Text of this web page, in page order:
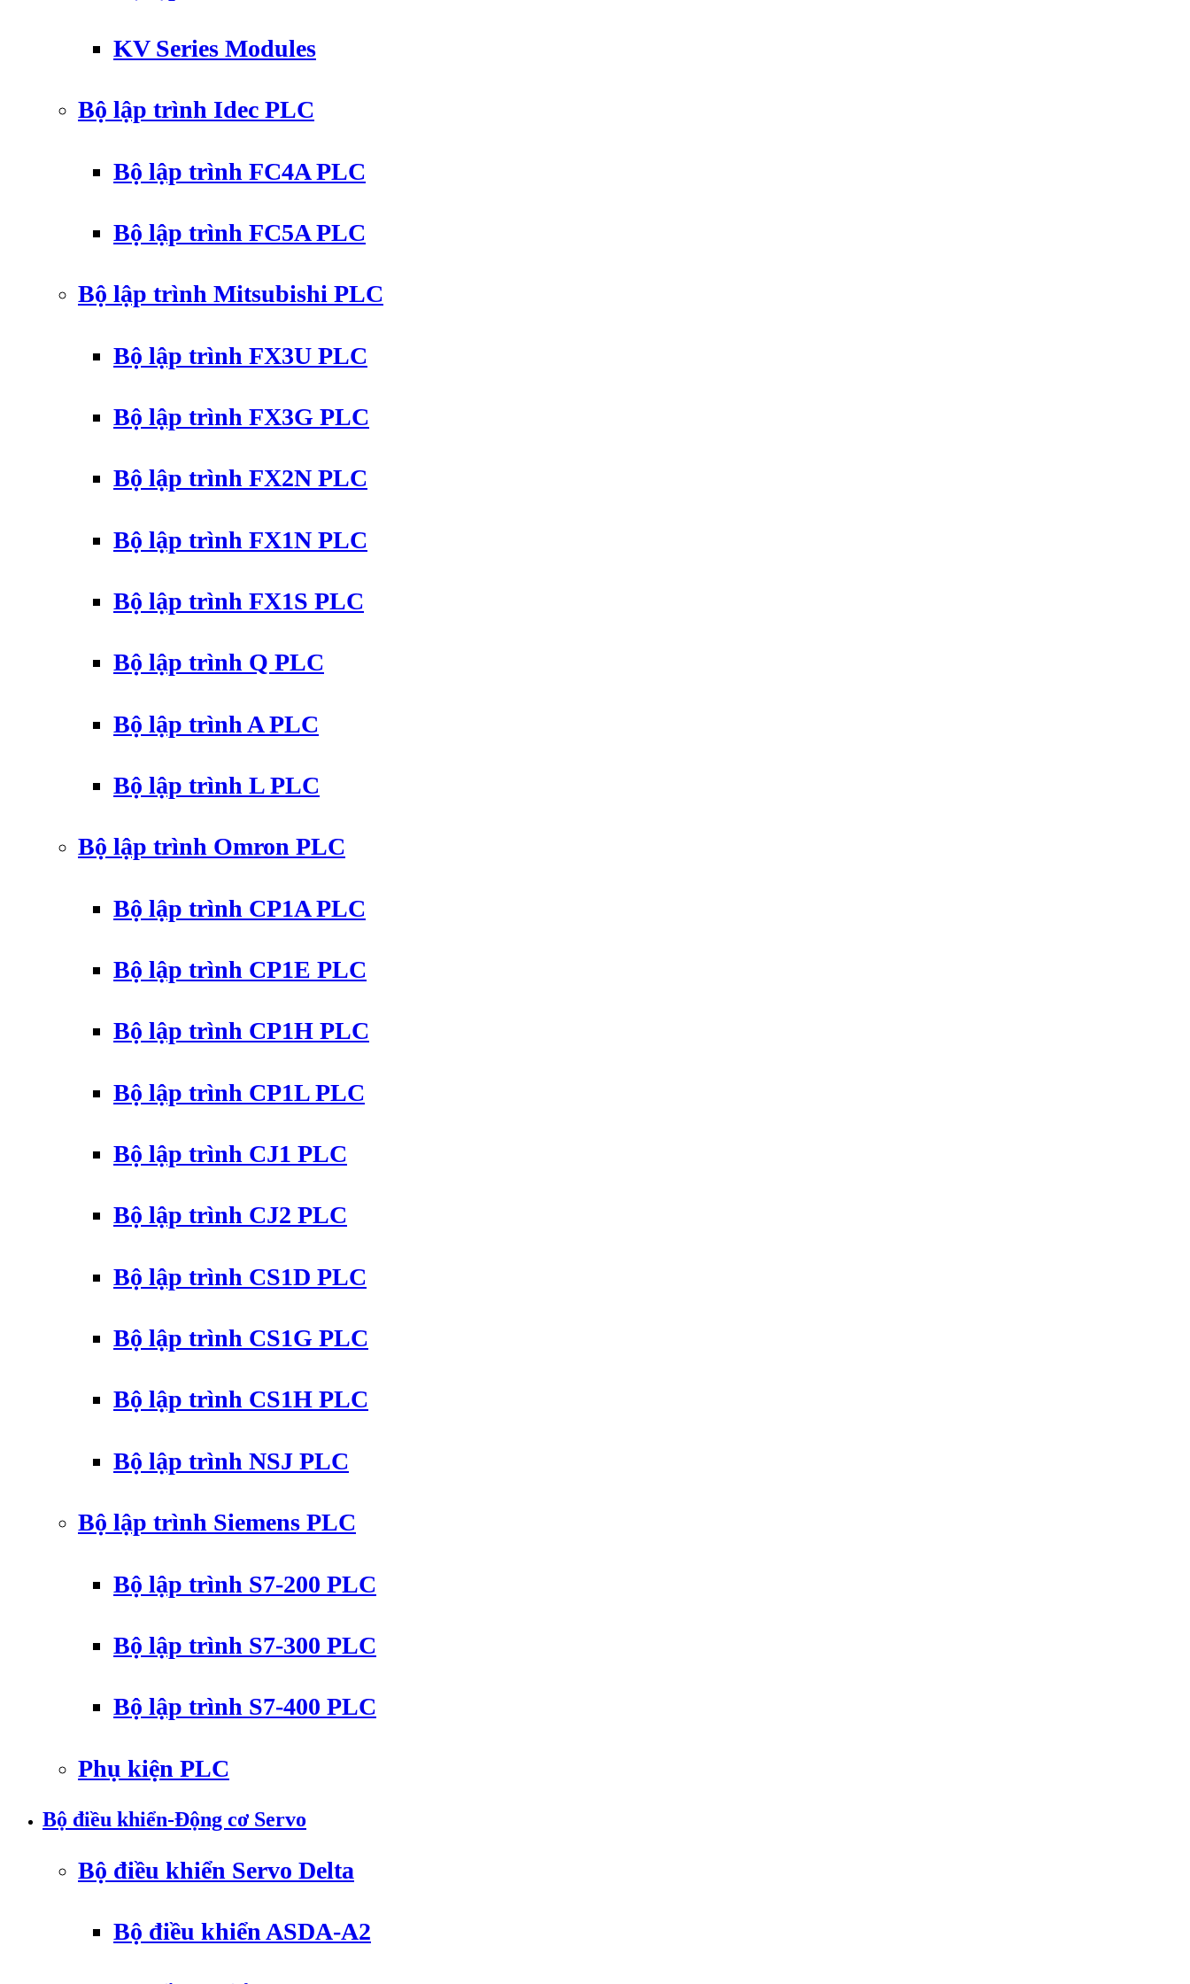
KV Series Modules
Bộ lập trình Idec PLC
Bộ lập trình FC4A PLC
Bộ lập trình FC5A PLC
Bộ lập trình Mitsubishi PLC
Bộ lập trình FX3U PLC
Bộ lập trình FX3G PLC
Bộ lập trình FX2N PLC
Bộ lập trình FX1N PLC
Bộ lập trình FX1S PLC
Bộ lập trình Q PLC
Bộ lập trình A PLC
Bộ lập trình L PLC
Bộ lập trình Omron PLC
Bộ lập trình CP1A PLC
Bộ lập trình CP1E PLC
Bộ lập trình CP1H PLC
Bộ lập trình CP1L PLC
Bộ lập trình CJ1 PLC
Bộ lập trình CJ2 PLC
Bộ lập trình CS1D PLC
Bộ lập trình CS1G PLC
Bộ lập trình CS1H PLC
Bộ lập trình NSJ PLC
Bộ lập trình Siemens PLC
Bộ lập trình S7-200 PLC
Bộ lập trình S7-300 PLC
Bộ lập trình S7-400 PLC
Phụ kiện PLC
Bộ điều khiển-Động cơ Servo
Bộ điều khiển Servo Delta
Bộ điều khiển ASDA-A2